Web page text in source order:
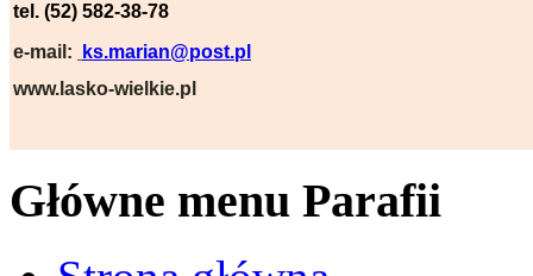
tel. (52) 582-38-78
e-mail:
ks.marian@post.pl
www.lasko-wielkie.pl
Główne menu Parafii